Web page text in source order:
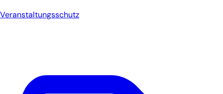
Veranstaltungsschutz